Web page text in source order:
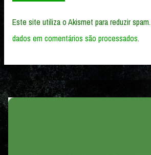
Este site utiliza o Akismet para reduzir spam.
dados em comentários são processados.